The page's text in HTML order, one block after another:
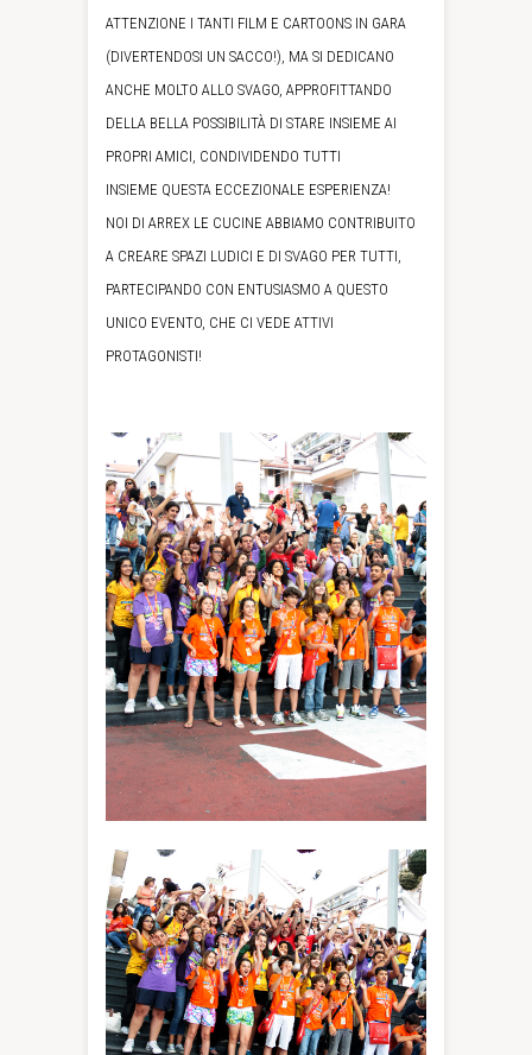
ATTENZIONE I TANTI FILM E CARTOONS IN GARA
(DIVERTENDOSI UN SACCO!), MA SI DEDICANO
ANCHE MOLTO ALLO SVAGO, APPROFITTANDO
DELLA BELLA POSSIBILITÀ DI STARE INSIEME AI
PROPRI AMICI, CONDIVIDENDO TUTTI
INSIEME QUESTA ECCEZIONALE ESPERIENZA!
NOI DI ARREX LE CUCINE ABBIAMO CONTRIBUITO
A CREARE SPAZI LUDICI E DI SVAGO PER TUTTI,
PARTECIPANDO CON ENTUSIASMO A QUESTO
UNICO EVENTO, CHE CI VEDE ATTIVI
PROTAGONISTI!